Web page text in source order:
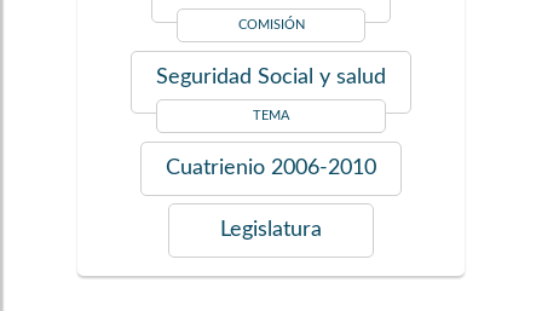
COMISIÓN
Seguridad Social y salud
TEMA
Cuatrienio 2006-2010
Legislatura